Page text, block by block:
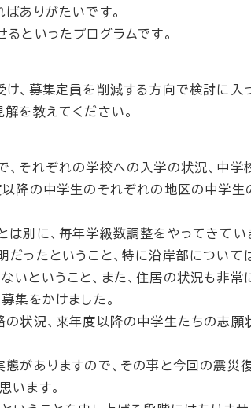
ありがたいです。
といったプログラムです。
、募集定員を削減する方向で検討に入
を教えてください。
それぞれの学校への入学の状況、中学
降の中学生のそれぞれの地区の中学生
別に、毎年学級数調整をやってきてい
ったということ、特に沿岸部について
ということ、また、住居の状況も非常
集をかけました。
状況、来年度以降の中学生たちの志願
がありますので、その事と今回の震災
います。